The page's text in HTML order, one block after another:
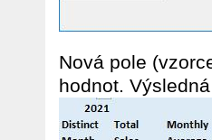
Nová pole
hodnot.